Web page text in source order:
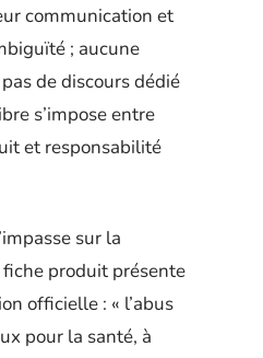
communication et
; aucune
de discours dédié
s’impose entre
et responsabilité
sur la
fiche produit présente
officielle : « l’abus
pour la santé, à